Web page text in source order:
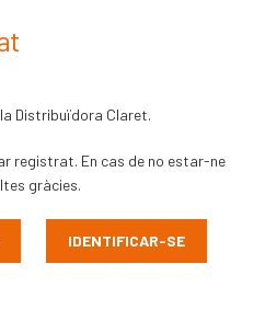
Distribuïdora Claret.
registrat. En cas de no estar-ne
gràcies.
IDENTIFICAR-SE